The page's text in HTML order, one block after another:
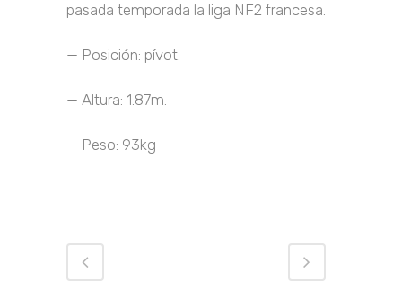
pasada temporada la liga NF2 francesa.
— Posición: pívot.
— Altura: 1.87m.
— Peso: 93kg